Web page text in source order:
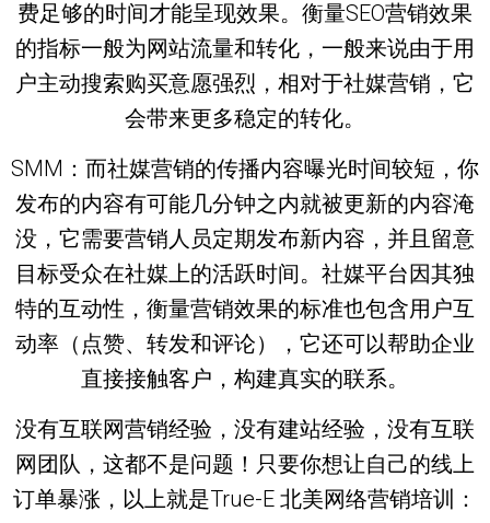
费足够的时间才能呈现效果。衡量SEO营销效果
的指标一般为网站流量和转化，一般来说由于用
户主动搜索购买意愿强烈，相对于社媒营销，它
会带来更多稳定的转化。
SMM：而社媒营销的传播内容曝光时间较短，你
发布的内容有可能几分钟之内就被更新的内容淹
没，它需要营销人员定期发布新内容，并且留意
目标受众在社媒上的活跃时间。社媒平台因其独
特的互动性，衡量营销效果的标准也包含用户互
动率（点赞、转发和评论），它还可以帮助企业
直接接触客户，构建真实的联系。
没有互联网营销经验，没有建站经验，没有互联
网团队，这都不是问题！只要你想让自己的线上
订单暴涨，以上就是True-E 北美网络营销培训：